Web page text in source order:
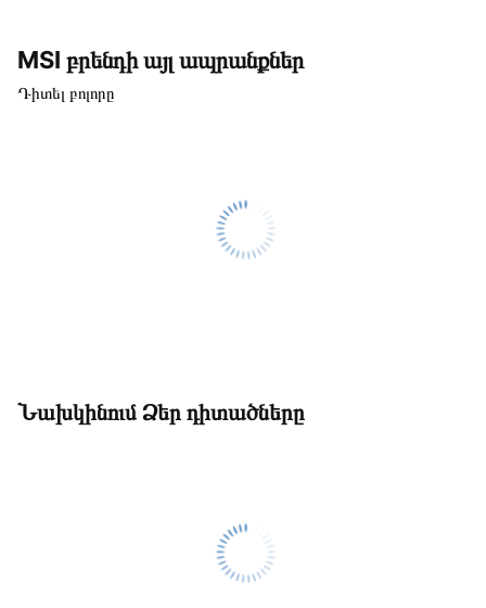
MSI բրենդի այլ ապրանքներ
Դիտել բոլորը
Նախկինում Ձեր դիտածները